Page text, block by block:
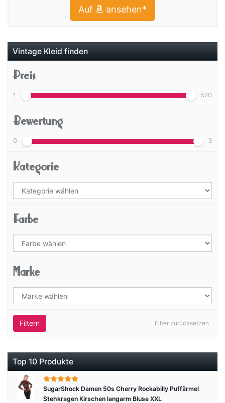
Auf ansehen*
Vintage Kleid finden
Preis
1 520
Bewertung
0 5
Kategorie
Farbe
Marke
Filter zurücksetzen
Filtern
Top 10 Produkte
SugarShock Damen 50s Cherry Rockabilly Puffärmel
Stehkragen Kirschen langarm Bluse XXL